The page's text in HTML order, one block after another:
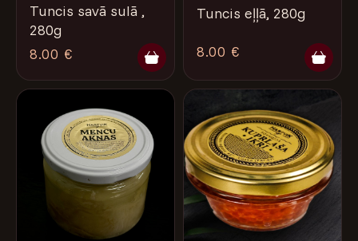
Tuncis savā sulā ,
280g
8.00 €
Tuncis eļļā, 280g
8.00 €